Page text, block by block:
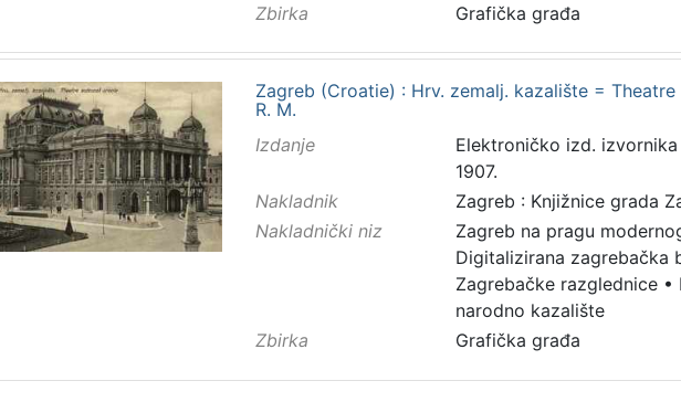
Zbirka
Grafička građa
Zagreb (Croatie) : Hrv. zemalj. kazalište =
R. M.
Izdanje
Elektroničko izd.
1907.
Nakladnik
Zagreb : Knjižnice grada
Nakladnički niz
Zagreb na pragu
Digitalizirana zagrebačka
Zagrebačke razglednice•
narodno kazalište
Zbirka
Grafička građa